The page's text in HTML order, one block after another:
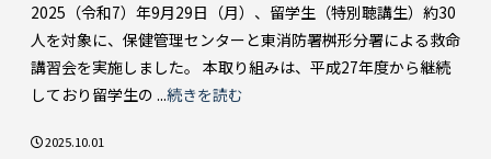
2025（令和7）年9月29日（月）、留学生（特別聴講生）約30
人を対象に、保健管理センターと東消防署桝形分署による救命
講習会を実施しました。 本取り組みは、平成27年度から継続
しており留学生の ...続きを読む
2025.10.01